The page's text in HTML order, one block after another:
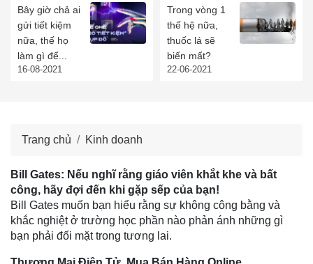
Bây giờ chả ai
gửi tiết kiệm
nữa, thế họ
làm gì để...
16-08-2021
Trong vòng 1
thế hệ nữa,
thuốc lá sẽ
biến mất?
22-06-2021
Trang chủ Kinh doanh
Bill Gates: Nếu nghĩ rằng giáo viên khắt khe và bất
công, hãy đợi đến khi gặp sếp của bạn!
Bill Gates muốn bạn hiểu rằng sự không công bằng và
khắc nghiệt ở trường học phần nào phản ánh những gì
bạn phải đối mặt trong tương lai.